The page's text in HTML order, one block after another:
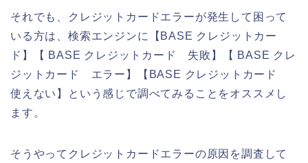
それでも、クレジットカードエラーが発生して困って
いる方は、検索エンジンに【BASE クレジットカー
ド】【 BASE クレジットカード 失敗】【 BASE クレ
ジットカード エラー】【BASE クレジットカード
使えない】という感じで調べてみることをオススメし
ます。
そうやってクレジットカードエラーの原因を調査して